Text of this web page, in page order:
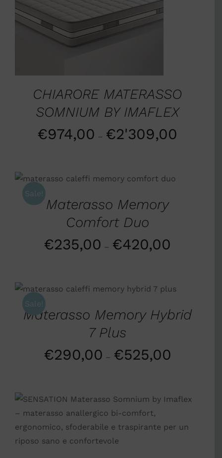
DETTAGLI
CHIARORE MATERASSO
SOMNIUM BY IMAFLEX
€974,00 – €2'309,00
Sale!
SCEGLI
/
DETTAGLI
Materasso Memory
Comfort Duo
€235,00 – €420,00
Sale!
SCEGLI
/
DETTAGLI
Materasso Memory Hybrid
7 Plus
€290,00 – €525,00
SCEGLI
DETTAGLI